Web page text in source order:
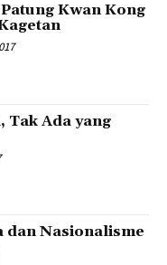
Kwan Kong
Tak Ada yang
dan Nasionalisme